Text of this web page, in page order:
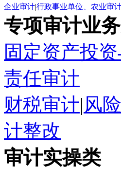
企业审计|行政事业单位、农业审
专项审计业
固定资产投
责任审计
财税审计|风
计整改
审计实操类